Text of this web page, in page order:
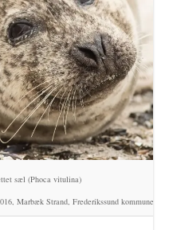
sæl (Phoca vitulina)
Marbæk Strand, Frederikssund kommune.